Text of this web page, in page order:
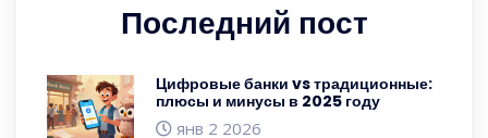
Последний пост
Цифровые банки vs традиционные:
плюсы и минусы в 2025 году
янв 2 2026